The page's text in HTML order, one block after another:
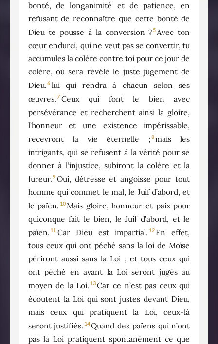
bonté, de longanimité et de patience, en
refusant de reconnaître que cette bonté de
Dieu te pousse à la conversion ?5Avec ton
cœur endurci, qui ne veut pas se convertir, tu
accumules la colère contre toi pour ce jour de
colère, où sera révélé le juste jugement de
Dieu,6 lui qui rendra à chacun selon ses
œuvres.7 Ceux qui font le bien avec
persévérance et recherchent ainsi la gloire,
l’honneur et une existence impérissable,
recevront la vie éternelle ; 8mais les
intrigants, qui se refusent à la vérité pour se
donner à l’injustice, subiront la colère et la
fureur.9 Oui, détresse et angoisse pour tout
homme qui commet le mal, le Juif d’abord, et
le païen. 10Mais gloire, honneur et paix pour
quiconque fait le bien, le Juif d’abord, et le
païen. 11 Car Dieu est impartial. 12 En effet,
tous ceux qui ont péché sans la loi de Moïse
périront aussi sans la Loi ; et tous ceux qui
ont péché en ayant la Loi seront jugés au
moyen de la Loi. 13Car ce n’est pas ceux qui
écoutent la Loi qui sont justes devant Dieu,
mais ceux qui pratiquent la Loi, ceux-là
seront justifiés. 14Quand des païens qui n’ont
pas la Loi pratiquent spontanément ce que